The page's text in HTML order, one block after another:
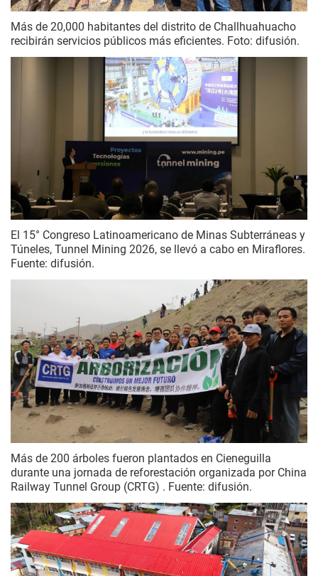
Más de 20,000 habitantes del distrito de Challhuahuacho
recibirán servicios públicos más eficientes. Foto: difusión.
El 15° Congreso Latinoamericano de Minas Subterráneas y
Túneles, Tunnel Mining 2026, se llevó a cabo en Miraflores.
Fuente: difusión.
Más de 200 árboles fueron plantados en Cieneguilla
durante una jornada de reforestación organizada por China
Railway Tunnel Group (CRTG) . Fuente: difusión.